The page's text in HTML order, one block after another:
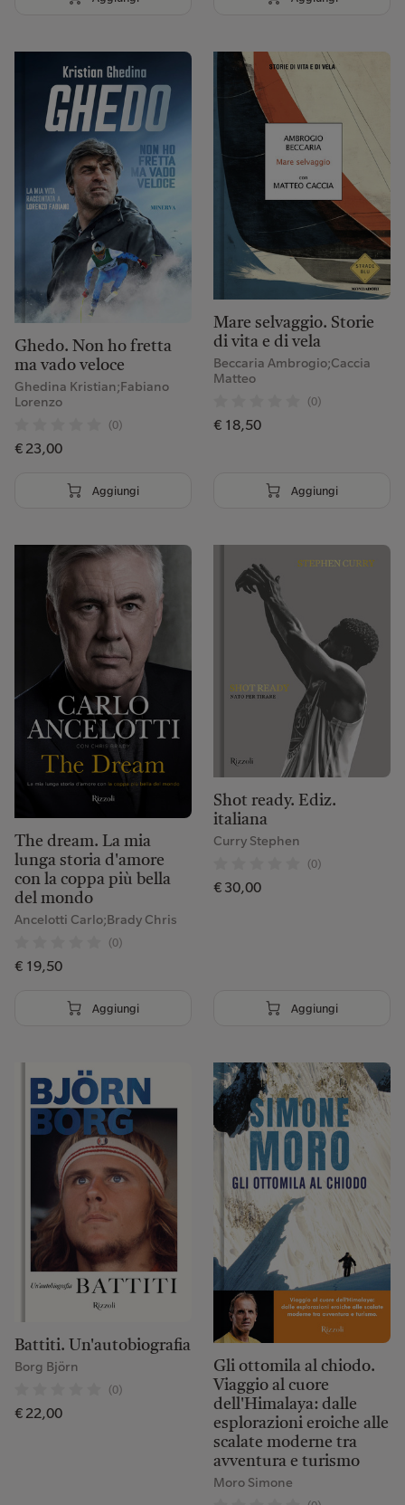
Ghedo. Non ho fretta
ma vado veloce
Ghedina Kristian;Fabiano
Lorenzo
(0)
€ 23,00
Aggiungi
Mare selvaggio. Storie
di vita e di vela
Beccaria Ambrogio;Caccia
Matteo
(0)
€ 18,50
Aggiungi
The dream. La mia
lunga storia d'amore
con la coppa più bella
del mondo
Ancelotti Carlo;Brady Chris
(0)
€ 19,50
Aggiungi
Shot ready. Ediz.
italiana
Curry Stephen
(0)
€ 30,00
Aggiungi
Battiti. Un'autobiografia
Borg Björn
(0)
€ 22,00
Gli ottomila al chiodo.
Viaggio al cuore
dell'Himalaya: dalle
esplorazioni eroiche alle
scalate moderne tra
avventura e turismo
Moro Simone